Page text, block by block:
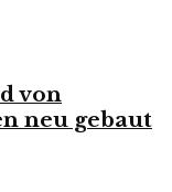
von
neu gebaut